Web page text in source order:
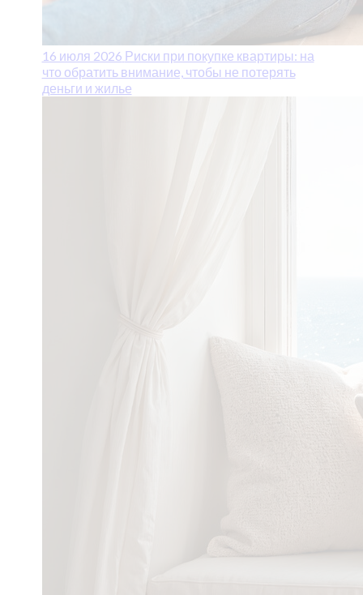
16 июля 2026 Риски при покупке квартиры: на
что обратить внимание, чтобы не потерять
деньги и жилье